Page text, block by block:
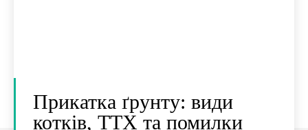
Прикатка ґрунту: види
котків, ТТХ та помилки